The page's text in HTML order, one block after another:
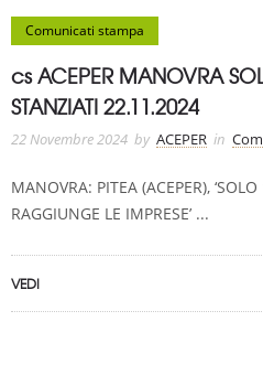
Comunicati stampa
cs ACEPER MANOVRA
STANZIATI 22.11.2024
22 Novembre 2024 by ACEPER in
MANOVRA: PITEA (ACEPER),
RAGGIUNGE LE IMPRESE’ ...
VEDI